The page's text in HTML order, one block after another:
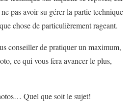
pas avoir su gérer la partie technique
chose de particulièrement rageant.
conseiller de pratiquer un maximum,
ce qui vous fera avancer le plus,
Quel que soit le sujet!